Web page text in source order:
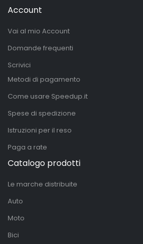
Account
Vai al mio Account
Domande frequenti
Scrivici
Metodi di pagamento
Come usare Speedup.it
Spese di spedizione
Istruzioni per il reso
Paga a rate
Catalogo prodotti
Le marche distribuite
Auto
Moto
Bici